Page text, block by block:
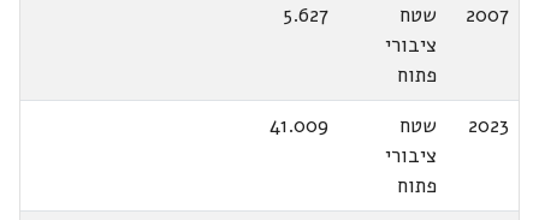
2007
שטח
ציבורי
פתוח
5.627
2023
שטח
ציבורי
פתוח
41.009